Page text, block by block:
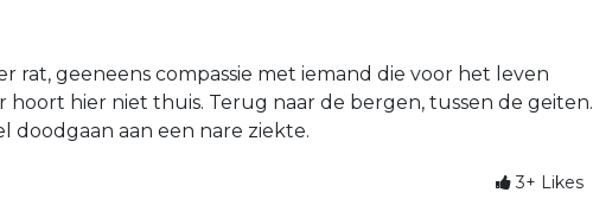
rat, geeneens compassie met iemand die voor het leven
hoort hier niet thuis. Terug naar de bergen, tussen de geiten.
doodgaan aan een nare ziekte.
3+ Likes